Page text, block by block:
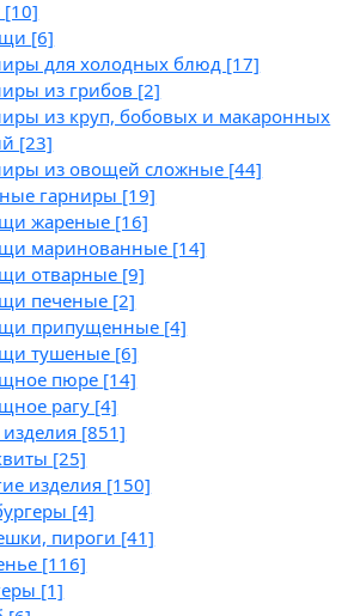
[10]
[6]
для холодных блюд [17]
из грибов [2]
из круп, бобовых и макаронных
[23]
из овощей сложные [44]
гарниры [19]
жареные [16]
маринованные [14]
отварные [9]
печеные [2]
припущенные [4]
тушеные [6]
пюре [14]
рагу [4]
[851]
[25]
изделия [150]
[4]
пироги [41]
[116]
[1]